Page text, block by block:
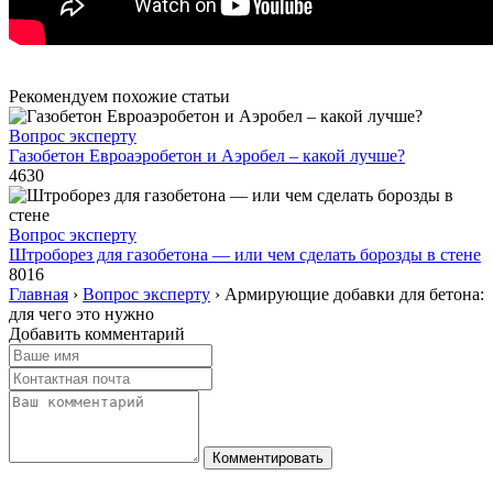
Рекомендуем похожие статьи
Вопрос эксперту
Газобетон Евроаэробетон и Аэробел – какой лучше?
4630
Вопрос эксперту
Штроборез для газобетона — или чем сделать борозды в стене
8016
Главная › Вопрос эксперту › Армирующие добавки для бетона:
для чего это нужно
Добавить комментарий